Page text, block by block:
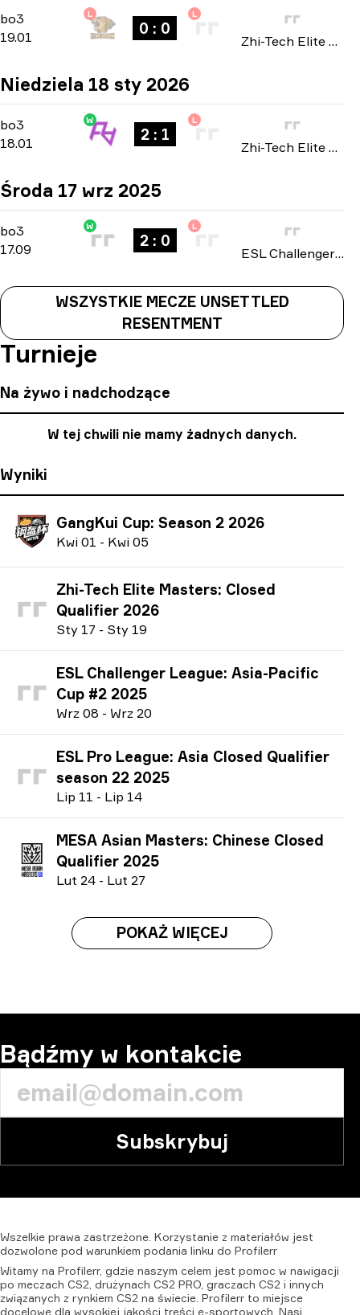
bo3 -bo3
19.01
L
0 : 0
L
Zhi-Tech Elite Masters: Closed Qualifier 2026
Niedziela 18 sty 2026
bo3 -bo3
18.01
W
2 : 1
L
Zhi-Tech Elite Masters: Closed Qualifier 2026
Środa 17 wrz 2025
bo3 -bo3
17.09
W
2 : 0
L
ESL Challenger League: Asia-Pacific Cup #2 2025
WSZYSTKIE MECZE UNSETTLED
RESENTMENT
Turnieje
Na żywo i nadchodzące
W tej chwili nie mamy żadnych danych.
Wyniki
GangKui Cup: Season 2 2026
Kwi 01 - Kwi 05
Zhi-Tech Elite Masters: Closed
Qualifier 2026
Sty 17 - Sty 19
ESL Challenger League: Asia-Pacific
Cup #2 2025
Wrz 08 - Wrz 20
ESL Pro League: Asia Closed Qualifier
season 22 2025
Lip 11 - Lip 14
MESA Asian Masters: Chinese Closed
Qualifier 2025
Lut 24 - Lut 27
POKAŻ WIĘCEJ
Bądźmy w kontakcie
Subskrybuj
Wszelkie prawa zastrzeżone. Korzystanie z materiałów jest
dozwolone pod warunkiem podania linku do Profilerr
Witamy na Profilerr, gdzie naszym celem jest pomoc w nawigacji
po meczach CS2, drużynach CS2 PRO, graczach CS2 i innych
związanych z rynkiem CS2 na świecie. Profilerr to miejsce
docelowe dla wysokiej jakości treści e-sportowych. Nasi